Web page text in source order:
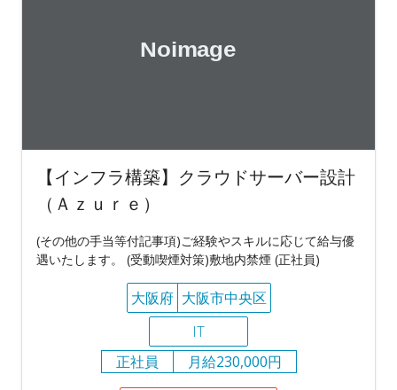
【インフラ構築】クラウドサーバー設計
（Ａｚｕｒｅ）
(その他の手当等付記事項)ご経験やスキルに応じて給与優
遇いたします。 (受動喫煙対策)敷地内禁煙 (正社員)
大阪府 大阪市中央区
IT
正社員
月給230,000円